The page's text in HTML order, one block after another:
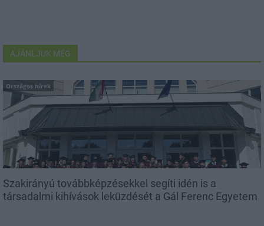
AJÁNLJUK MÉG
Országos hírek
Szakirányú továbbképzésekkel segíti idén is a
társadalmi kihívások leküzdését a Gál Ferenc Egyetem